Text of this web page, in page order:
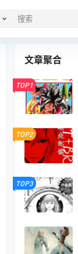
文章聚合
TOP1
TOP2
TOP3